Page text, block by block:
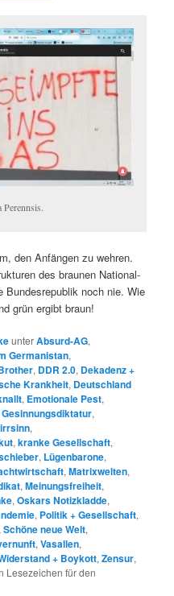
den Anfängen zu wehren.
des braunen National-
noch nie. Wie
grün ergibt braun!
unterAbsurd-AG,
Germanistan,
, DDR 2.0, Dekadenz +
Krankheit, Deutschland
, Emotionale Pest,
Gesinnungsdiktatur,
,
,kranke Gesellschaft,
, Lügenbarone,
,Matrixwelten,
,Meinungsfreiheit,
,Oskars Notizkladde,
, Politik + Gesellschaft,
,Schöne neue Welt,
,Vasallen,
+ Boykott,Zensur,
Lesezeichen für den